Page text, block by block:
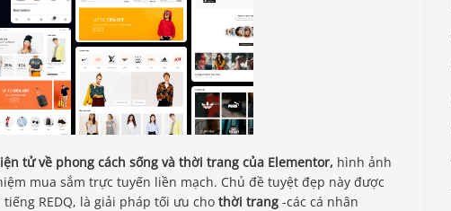
tử về phong cách sống và thời trang của Elementor, hình ảnh
mua sắm trực tuyến liền mạch. Chủ đề tuyệt đẹp này được
REDQ, là giải pháp tối ưu cho thời trang -các cá nhân